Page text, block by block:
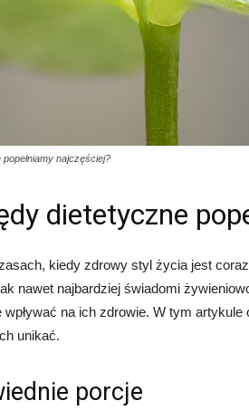
najczęściej?
dietetyczne
kiedy zdrowy styl życia jest
nawet najbardziej świadomi
wpływać na ich zdrowie. W tym
unikać.
porcje